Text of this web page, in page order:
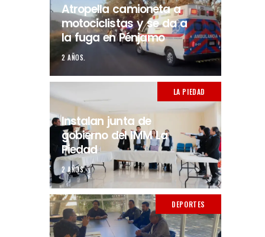
Atropella camioneta a
motociclistas y se da a
la fuga en Pénjamo
2 AÑOS.
LA PIEDAD
Instalan junta de
gobierno del IMM La
Piedad
2 AÑOS.
DEPORTES